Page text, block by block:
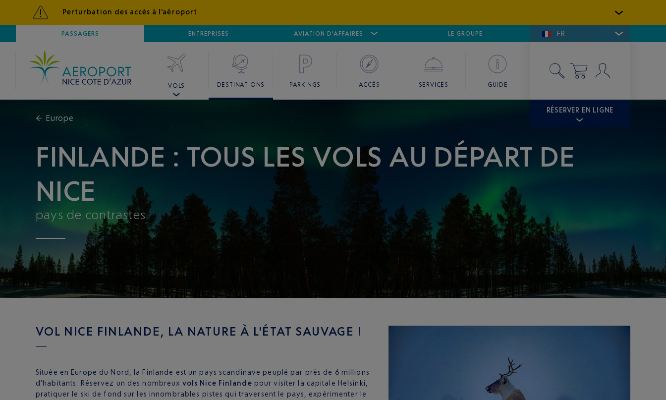
Perturbation des accès à l'aéroport
PASSAGERS ENTREPRISES AVIATION D'AFFAIRES
AÉROPORTNICE CÔTE D'AZUR AÉROPORT CANNES MANDELIEU GOLFE DE SAINT-TROPEZ
LE GROUPE FR
VOLS DESTINATIONS PARKINGS ACCÈS SERVICES GUIDE
RÉSERVER EN LIGNE
← Europe
FINLANDE : TOUS LES VOLS AU DÉPART DE
NICE
pays de contrastes
VOL NICE FINLANDE, LA NATURE À L'ÉTAT SAUVAGE !
Située en Europe du Nord, la Finlande est un pays scandinave peuplé par près de 6 millions
d'habitants. Réservez un des nombreux vols Nice Finlande pour visiter la capitale Helsinki,
pratiquer le ski de fond sur les innombrables pistes qui traversent le pays, expérimenter le